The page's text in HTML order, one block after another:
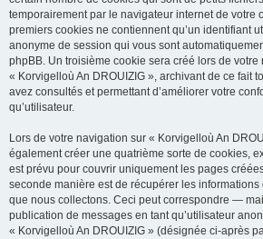
temporairement par le navigateur internet de votre
premiers cookies ne contiennent qu’un identifiant
anonyme de session qui vous sont
phpBB. Un troisième cookie sera créé lors de
« Korvigelloù An DROUIZIG », archivant de ce fait
avez consultés et permettant d’améliorer votre
qu’utilisateur.
Lors de votre navigation sur « Korvigelloù An
également créer une quatrième sorte de cookies,
est prévu pour couvrir uniquement les pages
seconde manière est de récupérer les
que nous collectons. Ceci peut correspondre —
publication de messages en tant qu’utilisateur
« Korvigelloù An DROUIZIG » (désignée ci-après